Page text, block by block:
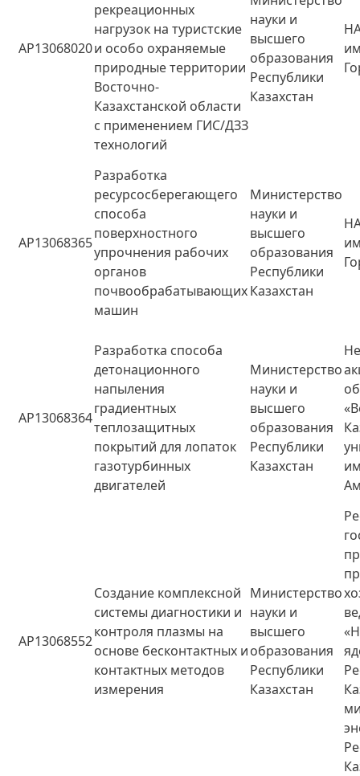
AP13068020
рекреационных
нагрузок на туристские
и особо охраняемые
природные территории
Восточно-
Казахстанской области
с применением ГИС/ДЗЗ
технологий
науки и
высшего
образования
Республики
Казахстан
AP13068365
Разработка
ресурсосберегающего
способа
поверхностного
упрочнения рабочих
органов
почвообрабатывающих
машин
Министерство
науки и
высшего
образования
Республики
Казахстан
AP13068364
Разработка способа
детонационного
напыления
градиентных
теплозащитных
покрытий для лопаток
газотурбинных
двигателей
Министерство
науки и
высшего
образования
Республики
Казахстан
AP13068552
Создание комплексной
системы диагностики и
контроля плазмы на
основе бесконтактных и
контактных методов
измерения
Министерство
науки и
высшего
образования
Республики
Казахстан